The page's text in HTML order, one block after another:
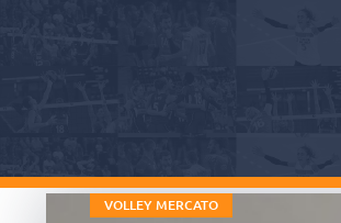
VOLLEY MERCATO